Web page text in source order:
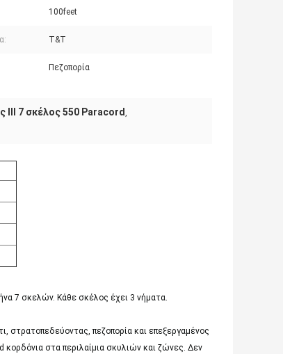
100feet
T&T
Πεζοπορία
ΙΙΙ 7 σκέλος 550 Paracord,
7 σκελών. Κάθε σκέλος έχει 3 νήματα.
στρατοπεδεύοντας, πεζοπορία και επεξεργαμένος
στα περιλαίμια σκυλιών και ζώνες. Δεν